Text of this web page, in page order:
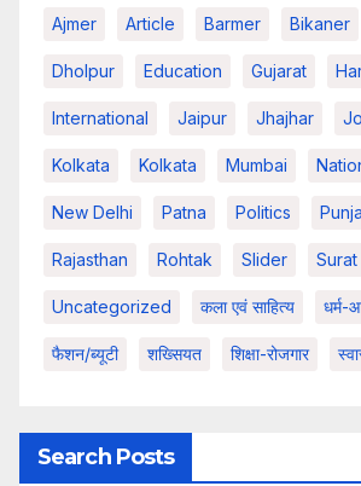
Ajmer Article Barmer Bikaner
Dholpur Education Gujarat
International Jaipur Jhajhar
Kolkata Kolkata Mumbai
New Delhi Patna Politics
Rajasthan Rohtak Slider Surat
Uncategorized कला एवं साहित्य धर्म-
फैशन/ब्यूटी शख्सियत शिक्षा-रोजगार
Search Posts